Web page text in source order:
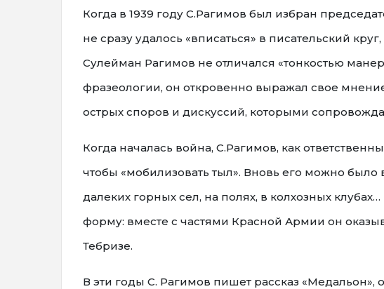
Когда в 1939 году С.Рагимов был избран
не сразу удалось «вписаться» в писательский
Сулейман Рагимов не отличался «тонкостью
фразеологии, он откровенно выражал свое
острых споров и дискуссий, которыми
Когда началась война, С.Рагимов, как
чтобы «мобилизовать тыл». Вновь его можно было
далеких горных сел, на полях, в колхозных
форму: вместе с частями Красной Армии он
Тебризе.
В эти годы С. Рагимов пишет рассказ